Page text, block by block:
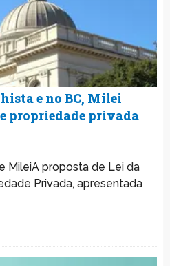
e no BC, Milei
propriedade privada
MileiA proposta de Lei da
Privada, apresentada